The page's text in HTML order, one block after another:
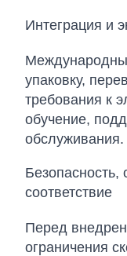
Интеграция и
упаковку,
требования к
обучение,
обслуживания.
Безопасность,
соответствие
Перед
ограничения